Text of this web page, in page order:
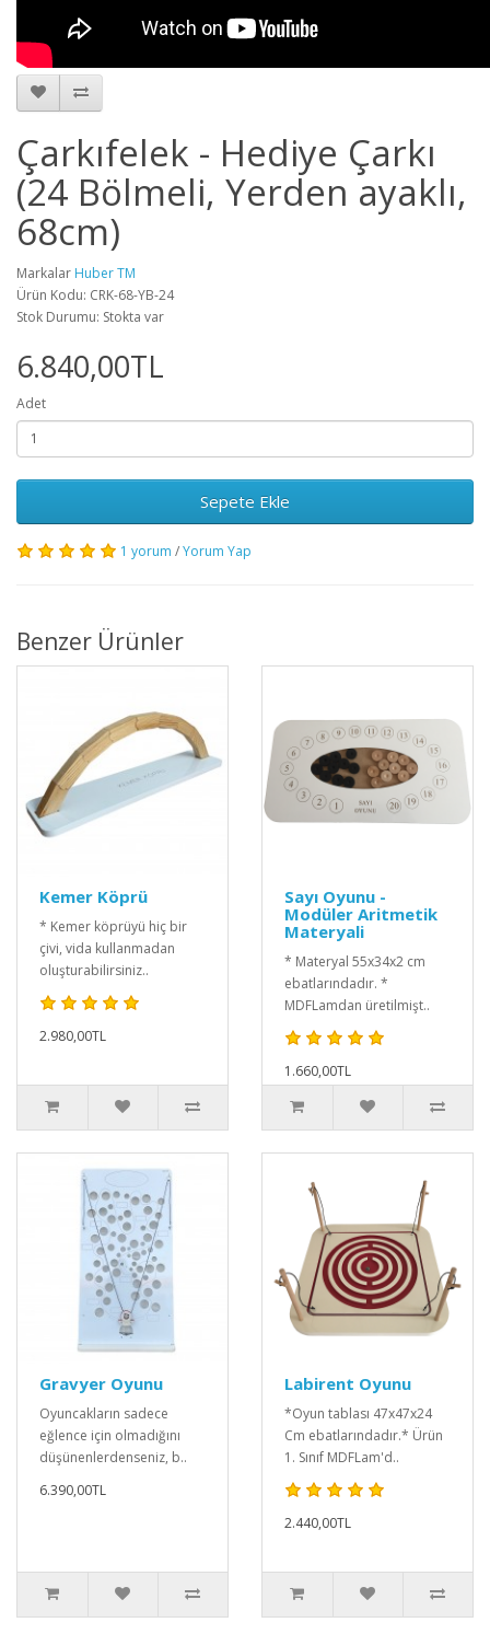
Çarkıfelek - Hediye Çarkı
(24 Bölmeli, Yerden ayaklı,
68cm)
Markalar Huber TM
Ürün Kodu: CRK-68-YB-24
Stok Durumu: Stokta var
6.840,00TL
Adet
Sepete Ekle
1 yorum /Yorum Yap
Benzer Ürünler
Kemer Köprü
* Kemer köprüyü hiç bir
çivi, vida kullanmadan
oluşturabilirsiniz..
2.980,00TL
Sayı Oyunu -
Modüler Aritmetik
Materyali
* Materyal 55x34x2 cm
ebatlarındadır. *
MDFLamdan üretilmişt..
1.660,00TL
Gravyer Oyunu
Oyuncakların sadece
eğlence için olmadığını
düşünenlerdenseniz, b..
6.390,00TL
Labirent Oyunu
*Oyun tablası 47x47x24
Cm ebatlarındadır.* Ürün
1. Sınıf MDFLam'd..
2.440,00TL